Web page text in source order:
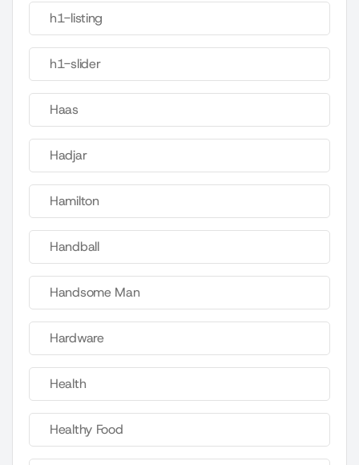
h1-listing
h1-slider
Haas
Hadjar
Hamilton
Handball
Handsome Man
Hardware
Health
Healthy Food